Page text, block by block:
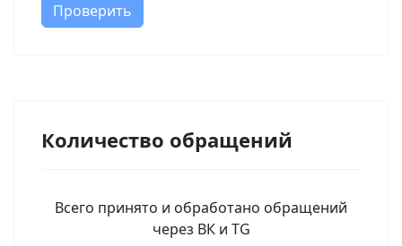
Проверить
Количество обращений
Всего принято и обработано обращений
через ВК и TG